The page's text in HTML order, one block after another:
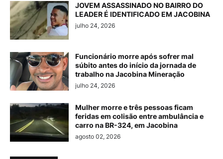
JOVEM ASSASSINADO NO BAIRRO DO
LEADER É IDENTIFICADO EM JACOBINA
julho 24, 2026
Funcionário morre após sofrer mal
súbito antes do início da jornada de
trabalho na Jacobina Mineração
julho 24, 2026
Mulher morre e três pessoas ficam
feridas em colisão entre ambulância e
carro na BR-324, em Jacobina
agosto 02, 2026